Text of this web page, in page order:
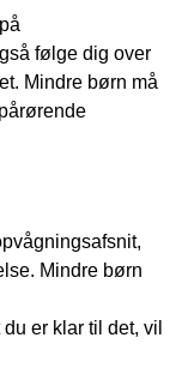
følge dig over
Mindre børn må
Mindre børn
er klar til det, vil